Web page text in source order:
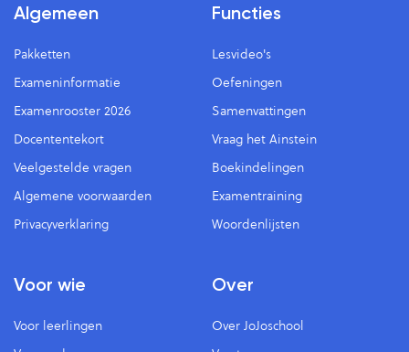
Algemeen
Pakketten
Exameninformatie
Examenrooster 2026
Docententekort
Veelgestelde vragen
Algemene voorwaarden
Privacyverklaring
Functies
Lesvideo's
Oefeningen
Samenvattingen
Vraag het Ainstein
Boekindelingen
Examentraining
Woordenlijsten
Voor wie
Voor leerlingen
Over
Over JoJoschool